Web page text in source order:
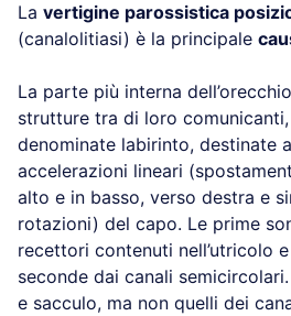
La vertigine parossistica
(canalolitiasi) è la principale
La parte più interna
strutture tra di loro
denominate labirinto, destinate
accelerazioni lineari
alto e in basso, verso destra e
rotazioni) del capo. Le prime
recettori contenuti nell’utricolo
seconde dai canali
e sacculo, ma non quelli dei